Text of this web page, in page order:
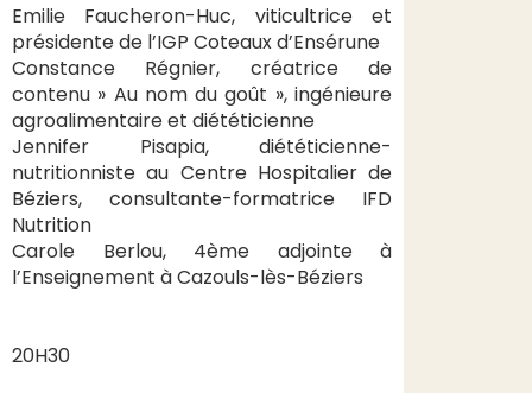
Emilie Faucheron-Huc, viticultrice et
présidente de l’IGP Coteaux d’Ensérune
Constance Régnier, créatrice de
contenu » Au nom du goût », ingénieure
agroalimentaire et diététicienne
Jennifer Pisapia, diététicienne-
nutritionniste au Centre Hospitalier de
Béziers, consultante-formatrice IFD
Nutrition
Carole Berlou, 4ème adjointe à
l’Enseignement à Cazouls-lès-Béziers
20H30